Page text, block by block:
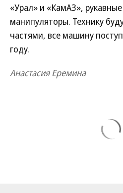
«Урал» и «КамАЗ»,
манипуляторы. Технику
частями, все машину
году.
Анастасия Еремина